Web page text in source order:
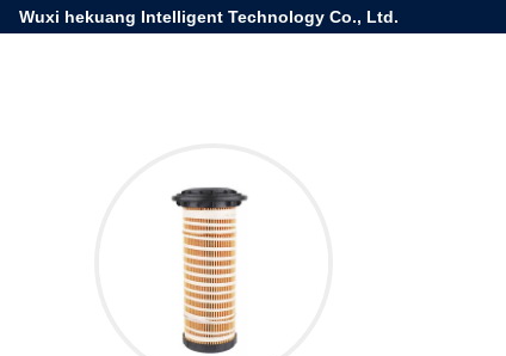
Wuxi hekuang Intelligent Technology Co., Ltd.